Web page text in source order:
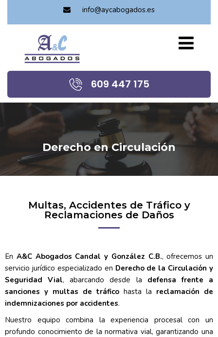
info@aycabogados.es
609 447 175
Derecho en Circulación
Multas, Accidentes de Tráfico y
Reclamaciones de Daños
En A&C Abogados Candal y González C.B., ofrecemos un
servicio jurídico especializado en Derecho de la Circulación y
Seguridad Vial, abarcando desde la defensa frente a
sanciones y multas de tráfico hasta la reclamación de
indemnizaciones por accidentes.
Nuestro equipo combina la experiencia procesal con un
profundo conocimiento de la normativa vial, garantizando una